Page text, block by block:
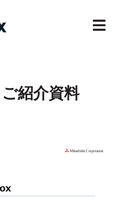
メイ
紹介資料